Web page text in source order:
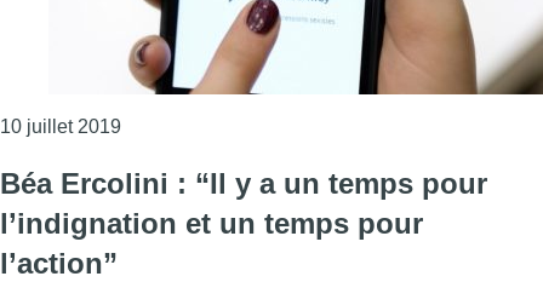
10 juillet 2019Consulter l'article "Harcèlement de rue :
Béa Ercolini : “Il y a un temps pour
l’indignation et un temps pour
l’action”